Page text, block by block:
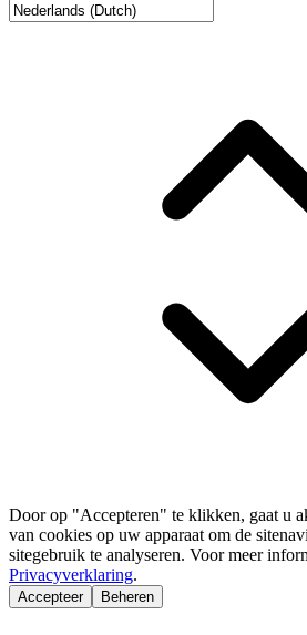
Door op "Accepteren" te klikken, gaat u
van cookies op uw apparaat om de
sitegebruik te analyseren. Voor meer
Privacyverklaring.
Accepteer Beheren